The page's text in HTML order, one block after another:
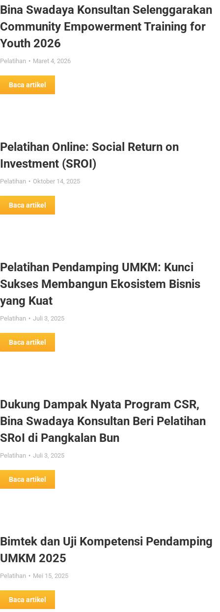
Bina Swadaya Konsultan Selenggarakan
Community Empowerment Training for
Youth 2026
Pelatihan Maret 4, 2026
Baca artikel
Pelatihan Online: Social Return on
Investment (SROI)
Pelatihan Oktober 14, 2025
Baca artikel
Pelatihan Pendamping UMKM: Kunci
Sukses Membangun Ekosistem Bisnis
yang Kuat
Pelatihan Juli 3, 2025
Baca artikel
Dukung Dampak Nyata Program CSR,
Bina Swadaya Konsultan Beri Pelatihan
SRoI di Pangkalan Bun
Pelatihan Juli 3, 2025
Baca artikel
Bimtek dan Uji Kompetensi Pendamping
UMKM 2025
Pelatihan Mei 15, 2025
Baca artikel